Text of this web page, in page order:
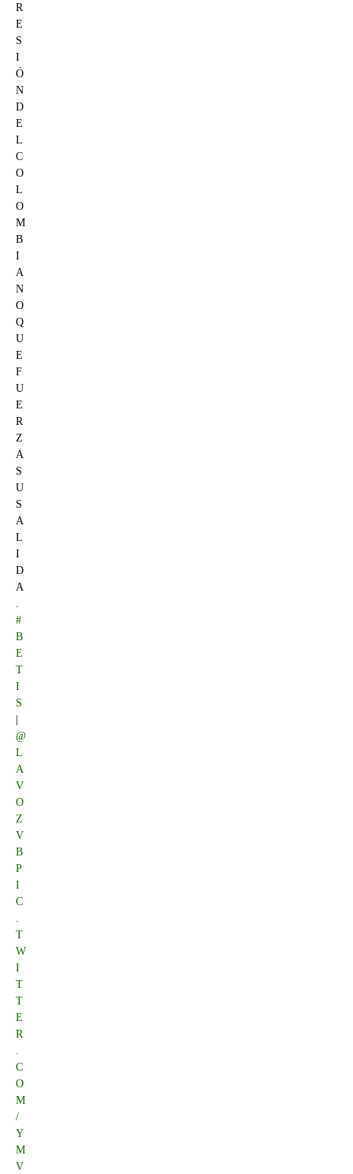
R
E
S
I
Ó
N
D
E
L
C
O
L
O
M
B
I
A
N
O
Q
U
E
F
U
E
R
Z
A
S
U
S
A
L
I
D
A
#
B
E
T
I
S
|
@
L
A
V
O
Z
V
B
P
I
C
T
W
I
T
T
E
R
C
O
M
/
Y
M
V